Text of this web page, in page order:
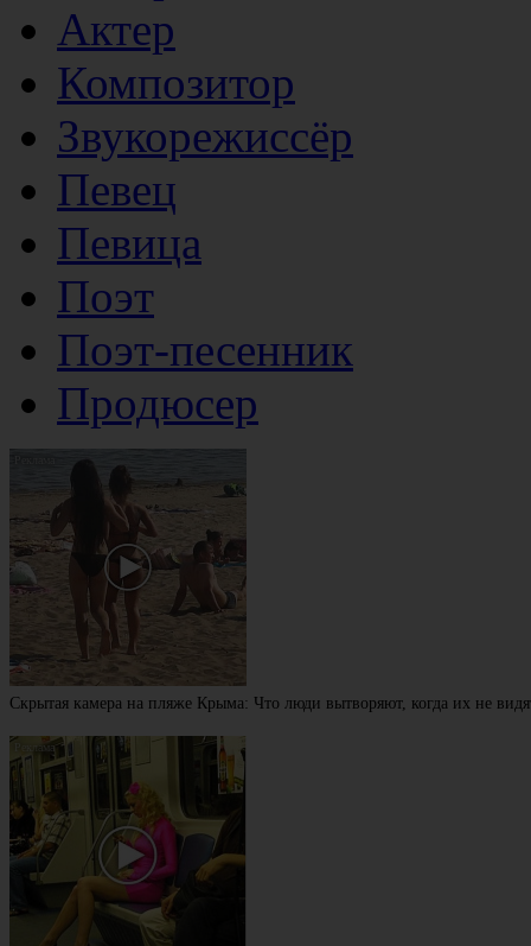
Актер
Композитор
Звукорежиссёр
Певец
Певица
Поэт
Поэт-песенник
Продюсер
Скрытая камера на пляже Крыма: Что люди вытворяют, когда их не